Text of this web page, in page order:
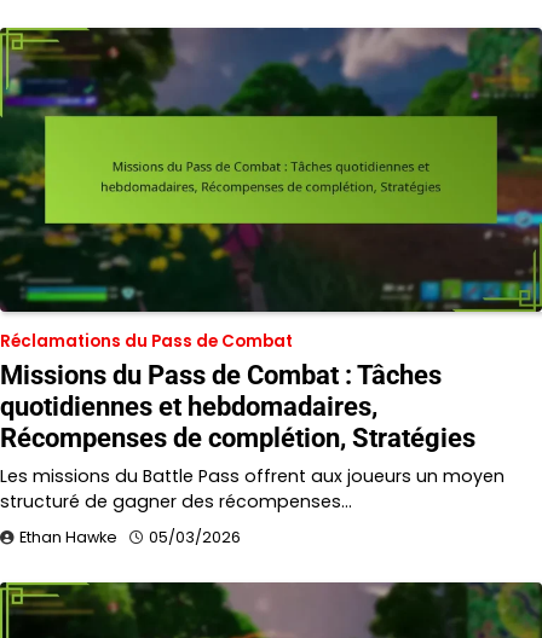
Réclamations du Pass de Combat
Missions du Pass de Combat : Tâches
quotidiennes et hebdomadaires,
Récompenses de complétion, Stratégies
Les missions du Battle Pass offrent aux joueurs un moyen
structuré de gagner des récompenses…
Ethan Hawke 05/03/2026